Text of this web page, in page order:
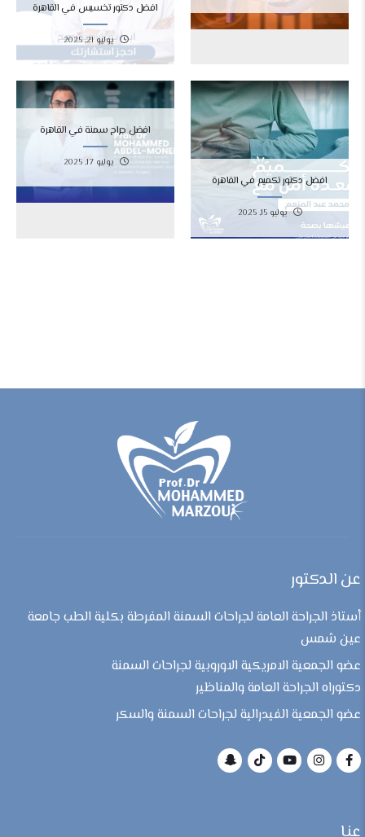
افضل دكتور تخسيس في القاهرة
يوليو 21, 2025
افضل جراح سمنة في القاهرة
يوليو 17, 2025
افضل دكتور تكميم في القاهرة
يوليو 15, 2025
عن الدكتور
أستاذ الجراحة العامة لجراحات السمنة المفرطة بكلية الطب جامعة
عين شمس
عضو الجمعية الامريكية الاوروبية لجراحات السمنة
دكتوراه الجراحة العامة والمناظير
عضو الجمعية الفيدرالية لجراحات السمنة والسكر